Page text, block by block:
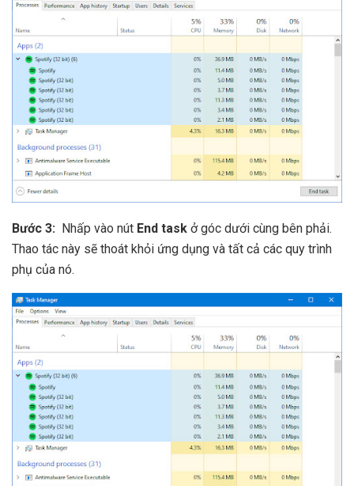
Bước 3: Nhấp vào nút End task ở góc dưới cùng bên phải.
Thao tác này sẽ thoát khỏi ứng dụng và tất cả các quy trình
phụ của nó.